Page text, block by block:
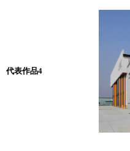
代表作品4